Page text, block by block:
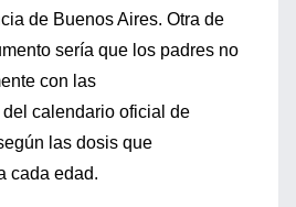
de Buenos Aires. Otra de
sería que los padres no
con las
calendario oficial de
las dosis que
cada edad.